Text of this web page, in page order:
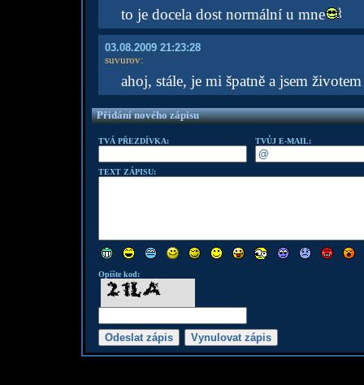
to je docela dost normální u mne
03.08.2009 21:23:28
suvurov:
ahoj, stále, je mi špatně a jsem
Přidání nového zápisu
TVÁ PŘEZDÍVKA: TVŮJ E-MAIL:
TEXT ZÁPISU:
Opište kod: